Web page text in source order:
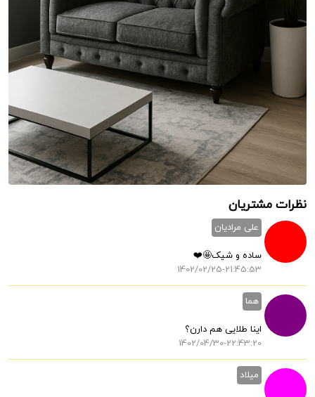
نظرات مشتریان
علی مرادیان
ساده و شیک🤩❤️
1402/02/25-21:45:53
هما
اینا طلایی هم دارن؟
1402/04/30-22:43:20
میلاد